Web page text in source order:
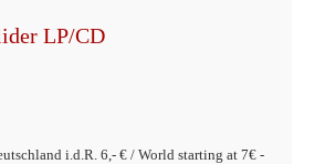
LP/CD
i.d.R. 6,- € / World starting at 7€ -